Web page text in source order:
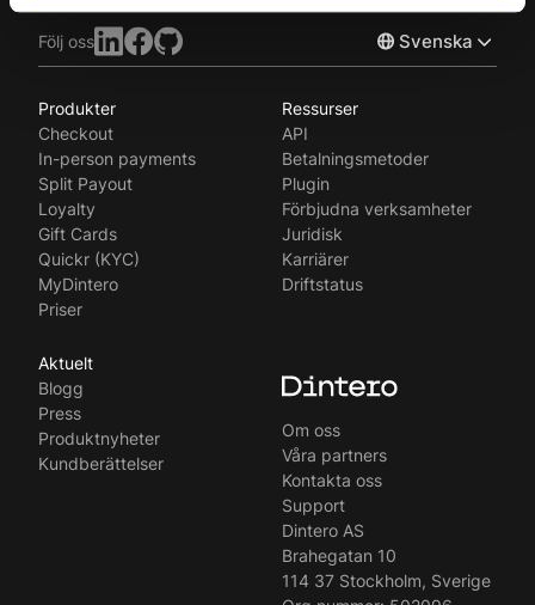
Följ oss Svenska
English
Produkter
Checkout
In-person payments
Split Payout
Loyalty
Gift Cards
Quickr (KYC)
MyDintero
Priser
Ressurser
API
Betalningsmetoder
Plugin
Förbjudna verksamheter
Juridisk
Karriärer
Driftstatus
Aktuelt
Blogg
Press
Produktnyheter
Kundberättelser
Om oss
Våra partners
Kontakta oss
Support
Dintero AS
Brahegatan 10
114 37 Stockholm, Sverige